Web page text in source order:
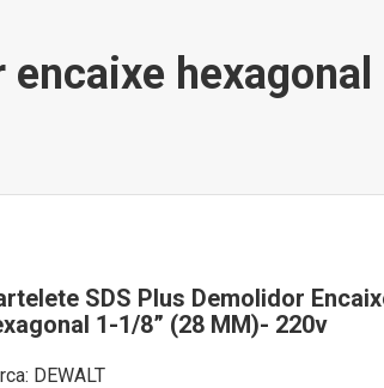
hexagonal
SDS Plus Demolidor
1-1/8” (28 MM)- 220v
DEWALT